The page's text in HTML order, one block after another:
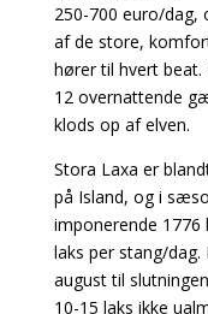
250-700 euro/dag,
af de store,
hører til hvert beat.
12 overnattende
klods op af elven.
Stora Laxa er
på Island, og i
imponerende 1776
laks per stang/dag.
august til
10-15 laks ikke